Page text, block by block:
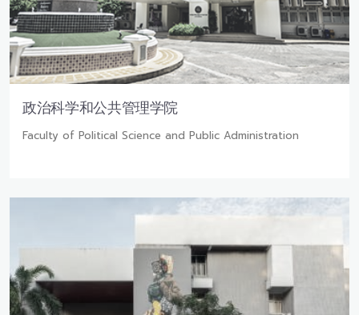
政治科学和公共管理学院
Faculty of Political Science and Public Administration